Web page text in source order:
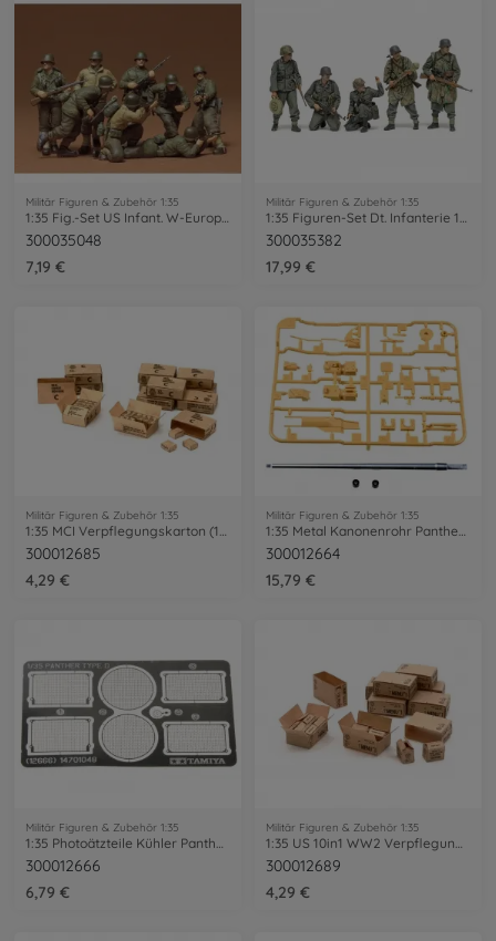
Militär Figuren & Zubehör 1:35
1:35 Fig.-Set US Infant. W-Europa (8)
300035048
7,19 €
Militär Figuren & Zubehör 1:35
1:35 Figuren-Set Dt. Infanterie 1943-45 (5)
300035382
17,99 €
Militär Figuren & Zubehör 1:35
300012685
4,29 €
Militär Figuren & Zubehör 1:35
300012664
15,79 €
Militär Figuren & Zubehör 1:35
1:35 Photoätzteile Kühler Panther Ausf.D
300012666
6,79 €
Militär Figuren & Zubehör 1:35
1:35 US 10in1 WW2 Verpflegungskarton
300012689
4,29 €